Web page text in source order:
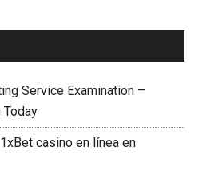
Service Examination –
casino en línea en